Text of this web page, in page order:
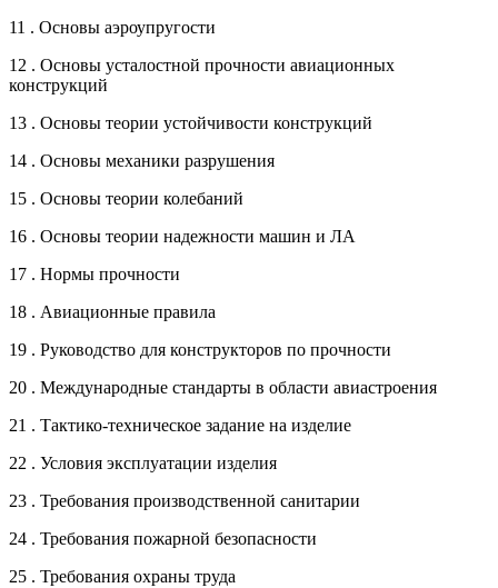
11 . Основы аэроупругости
12 . Основы усталостной прочности авиационных
конструкций
13 . Основы теории устойчивости конструкций
14 . Основы механики разрушения
15 . Основы теории колебаний
16 . Основы теории надежности машин и ЛА
17 . Нормы прочности
18 . Авиационные правила
19 . Руководство для конструкторов по прочности
20 . Международные стандарты в области авиастроения
21 . Тактико-техническое задание на изделие
22 . Условия эксплуатации изделия
23 . Требования производственной санитарии
24 . Требования пожарной безопасности
25 . Требования охраны труда